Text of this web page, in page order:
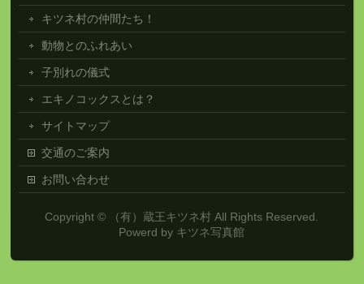
キツネ村の仲間たち！
動物とのふれあい
子別れの儀式
エキノコックスとは？
サイトマップ
交通のご案内
お問い合わせ
Copyright © （有）蔵王キツネ村 All Rights Reserved.
Powerd by キツネ写真館